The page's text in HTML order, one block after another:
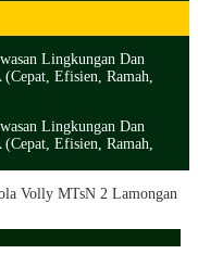
Lingkungan Dan
Efisien, Ramah,
Lingkungan Dan
Efisien, Ramah,
Volly MTsN 2 Lamongan